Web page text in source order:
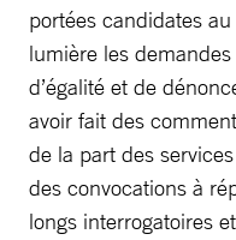
portées candidates
lumière les
d’égalité et de
avoir fait des
de la part des
des convocations à
longs interrogatoires